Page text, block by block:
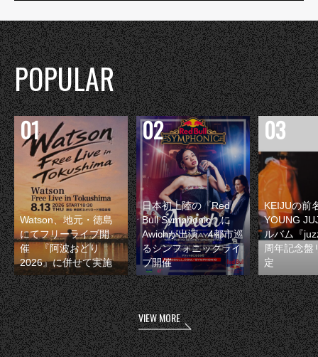
POPULAR
Watson、地元・徳島
にてフリーライブ開
催 『阿波おどり
2026』に併せて実施
日本初上陸の『Red
Bull Symphonic』に
Awichが出演 4都市巡
るシンフォニックライ
ブ開催
KEIJUの前
YOUNG
ルバム『
周年記念盤
定
VIEW MORE